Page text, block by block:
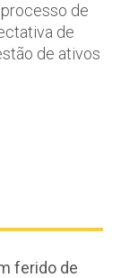
de
de
de ativos
ferido de